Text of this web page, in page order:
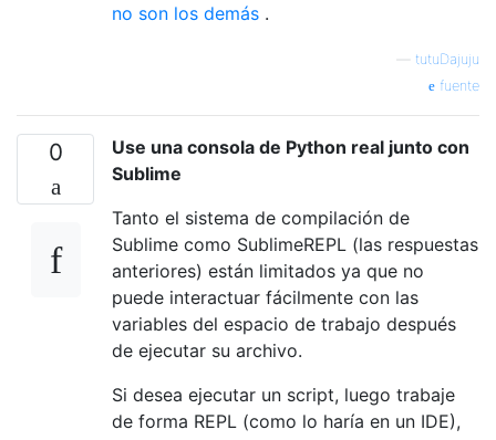
no son los demás .
tutuDajuju
fuente
0
Use una consola de Python real junto con
Sublime
Tanto el sistema de compilación de
Sublime como SublimeREPL (las respuestas
anteriores) están limitados ya que no
puede interactuar fácilmente con las
variables del espacio de trabajo después
de ejecutar su archivo.
Si desea ejecutar un script, luego trabaje
de forma REPL (como lo haría en un IDE),